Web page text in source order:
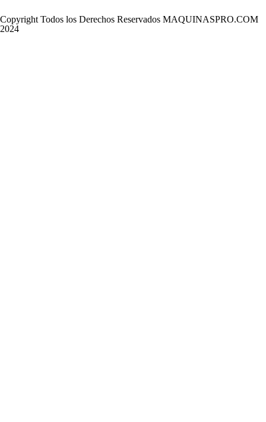
Copyright Todos los Derechos Reservados MAQUINASPRO.COM
2024